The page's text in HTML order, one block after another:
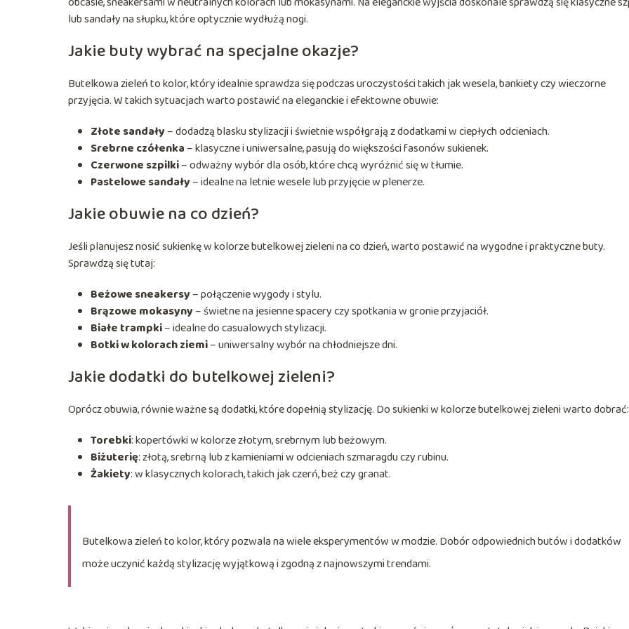
lub sandały na słupku, które optycznie wydłużą nogi.
Jakie buty wybrać na specjalne okazje?
Butelkowa zieleń to kolor, który idealnie sprawdza się podczas uroczystości takich jak wesela, bankiety czy wieczorne
przyjęcia. W takich sytuacjach warto postawić na eleganckie i efektowne obuwie:
Złote sandały – dodadzą blasku stylizacji i świetnie współgrają z dodatkami w ciepłych odcieniach.
Srebrne czółenka – klasyczne i uniwersalne, pasują do większości fasonów sukienek.
Czerwone szpilki– odważny wybór dla osób, które chcą wyróżnić się w tłumie.
Pastelowe sandały – idealne na letnie wesele lub przyjęcie w plenerze.
Jakie obuwie na co dzień?
Jeśli planujesz nosić sukienkę w kolorze butelkowej zieleni na co dzień, warto postawić na wygodne i praktyczne buty.
Sprawdzą się tutaj:
Beżowe sneakersy – połączenie wygody i stylu.
Brązowe mokasyny – świetne na jesienne spacery czy spotkania w gronie przyjaciół.
Białe trampki– idealne do casualowych stylizacji.
Botki w kolorach ziemi– uniwersalny wybór na chłodniejsze dni.
Jakie dodatki do butelkowej zieleni?
Oprócz obuwia, równie ważne są dodatki, które dopełnią stylizację. Do sukienki w kolorze butelkowej zieleni warto dobrać:
Torebki: kopertówki w kolorze złotym, srebrnym lub beżowym.
Biżuterię: złotą, srebrną lub z kamieniami w odcieniach szmaragdu czy rubinu.
Żakiety: w klasycznych kolorach, takich jak czerń, beż czy granat.
Butelkowa zieleń to kolor, który pozwala na wiele eksperymentów w modzie. Dobór odpowiednich butów i dodatków
może uczynić każdą stylizację wyjątkową i zgodną z najnowszymi trendami.